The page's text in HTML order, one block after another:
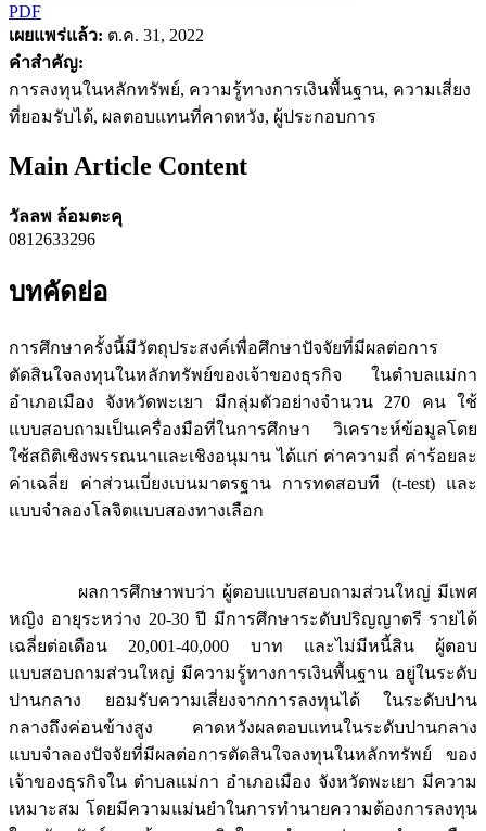
PDF
เผยแพร่แล้ว: ต.ค. 31, 2022
คำสำคัญ:
การลงทุนในหลักทรัพย์, ความรู้ทางการเงินพื้นฐาน, ความเสี่ยง
ที่ยอมรับได้, ผลตอบแทนที่คาดหวัง, ผู้ประกอบการ
Main Article Content
วัลลพ ล้อมตะคุ
0812633296
บทคัดย่อ
การศึกษาครั้งนี้มีวัตถุประสงค์เพื่อศึกษาปัจจัยที่มีผลต่อการ
ตัดสินใจลงทุนในหลักทรัพย์ของเจ้าของธุรกิจ ในตำบลแม่กา
อำเภอเมือง จังหวัดพะเยา มีกลุ่มตัวอย่างจำนวน 270 คน ใช้
แบบสอบถามเป็นเครื่องมือที่ในการศึกษา วิเคราะห์ข้อมูลโดย
ใช้สถิติเชิงพรรณนาและเชิงอนุมาน ได้แก่ ค่าความถี่ ค่าร้อยละ
ค่าเฉลี่ย ค่าส่วนเบี่ยงเบนมาตรฐาน การทดสอบที (t-test) และ
แบบจำลองโลจิตแบบสองทางเลือก
ผลการศึกษาพบว่า ผู้ตอบแบบสอบถามส่วนใหญ่ มีเพศ
หญิง อายุระหว่าง 20-30 ปี มีการศึกษาระดับปริญญาตรี รายได้
เฉลี่ยต่อเดือน 20,001-40,000 บาท และไม่มีหนี้สิน ผู้ตอบ
แบบสอบถามส่วนใหญ่ มีความรู้ทางการเงินพื้นฐาน อยู่ในระดับ
ปานกลาง ยอมรับความเสี่ยงจากการลงทุนได้ ในระดับปาน
กลางถึงค่อนข้างสูง คาดหวังผลตอบแทนในระดับปานกลาง
แบบจำลองปัจจัยที่มีผลต่อการตัดสินใจลงทุนในหลักทรัพย์ ของ
เจ้าของธุรกิจใน ตำบลแม่กา อำเภอเมือง จังหวัดพะเยา มีความ
เหมาะสม โดยมีความแม่นยำในการทำนายความต้องการลงทุน